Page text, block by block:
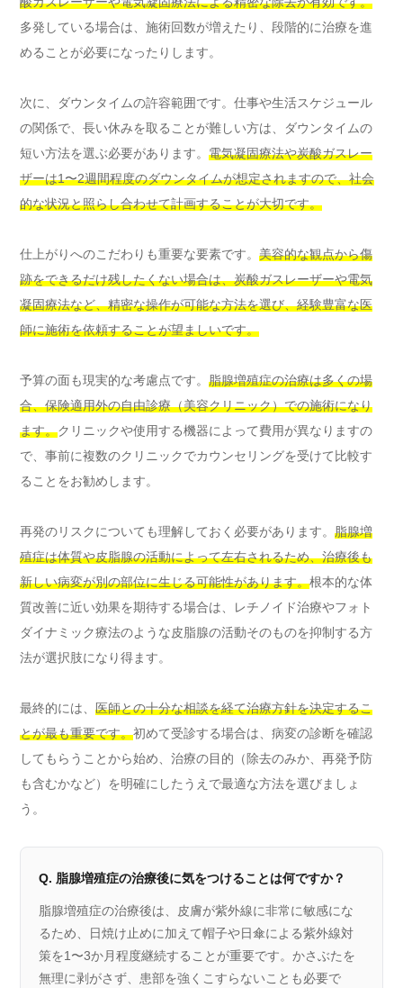
多発している場合は、施術回数が増えたり、段階的に治療を進
めることが必要になったりします。
次に、ダウンタイムの許容範囲です。仕事や生活スケジュール
の関係で、長い休みを取ることが難しい方は、ダウンタイムの
短い方法を選ぶ必要があります。 電気凝固療法や炭酸ガスレー
ザーは1〜2週間程度のダウンタイムが想定されますので、社会
的な状況と照らし合わせて計画することが大切です。
仕上がりへのこだわりも重要な要素です。 美容的な観点から傷
跡をできるだけ残したくない場合は、炭酸ガスレーザーや電気
凝固療法など、精密な操作が可能な方法を選び、経験豊富な医
師に施術を依頼することが望ましいです。
予算の面も現実的な考慮点です。 脂腺増殖症の治療は多くの場
合、保険適用外の自由診療（美容クリニック）での施術になり
ます。クリニックや使用する機器によって費用が異なりますの
で、事前に複数のクリニックでカウンセリングを受けて比較す
ることをお勧めします。
再発のリスクについても理解しておく必要があります。 脂腺増
殖症は体質や皮脂腺の活動によって左右されるため、治療後も
新しい病変が別の部位に生じる可能性があります。根本的な体
質改善に近い効果を期待する場合は、レチノイド治療やフォト
ダイナミック療法のような皮脂腺の活動そのものを抑制する方
法が選択肢になり得ます。
最終的には、 医師との十分な相談を経て治療方針を決定するこ
とが最も重要です。初めて受診する場合は、病変の診断を確認
してもらうことから始め、治療の目的（除去のみか、再発予防
も含むかなど）を明確にしたうえで最適な方法を選びましょ
う。
Q. 脂腺増殖症の治療後に気をつけることは何ですか？
脂腺増殖症の治療後は、皮膚が紫外線に非常に敏感にな
るため、日焼け止めに加えて帽子や日傘による紫外線対
策を1〜3か月程度継続することが重要です。かさぶたを
無理に剥がさず、患部を強くこすらないことも必要で